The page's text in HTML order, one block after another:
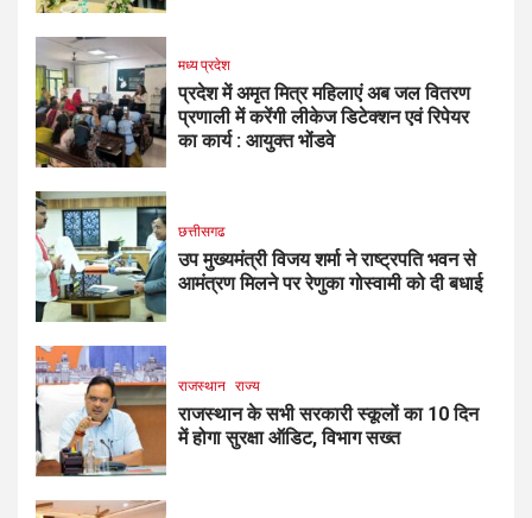
मध्य प्रदेश
प्रदेश में अमृत मित्र महिलाएं अब जल वितरण
प्रणाली में करेंगी लीकेज डिटेक्शन एवं रिपेयर
का कार्य : आयुक्त भोंडवे
छत्तीसगढ
उप मुख्यमंत्री विजय शर्मा ने राष्ट्रपति भवन से
आमंत्रण मिलने पर रेणुका गोस्वामी को दी बधाई
राजस्थान राज्य
राजस्थान के सभी सरकारी स्कूलों का 10 दिन
में होगा सुरक्षा ऑडिट, विभाग सख्त